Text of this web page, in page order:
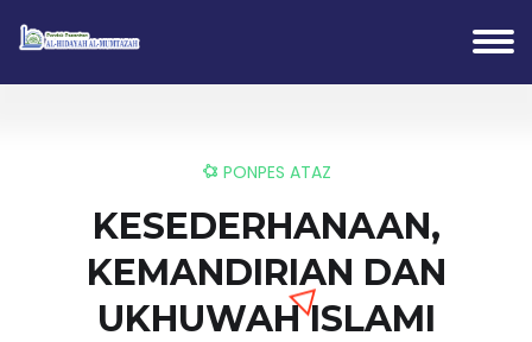
PONPES ATAZ
KESEDERHANAAN,
KEMANDIRIAN DAN
UKHUWAH ISLAMI